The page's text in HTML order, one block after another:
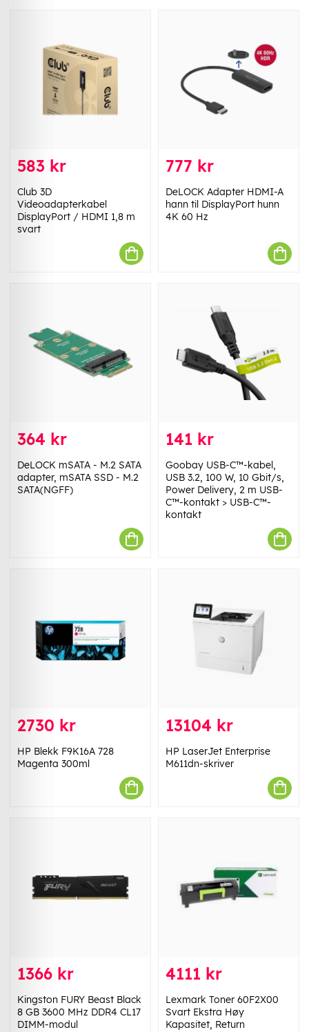
583 kr
Club 3D
Videoadapterkabel
DisplayPort / HDMI 1,8 m
svart
777 kr
DeLOCK Adapter HDMI-A
hann til DisplayPort hunn
4K 60 Hz
364 kr
DeLOCK mSATA - M.2 SATA
adapter, mSATA SSD - M.2
SATA(NGFF)
141 kr
Goobay USB-C™-kabel,
USB 3.2, 100 W, 10 Gbit/s,
Power Delivery, 2 m USB-
C™-kontakt > USB-C™-
kontakt
2730 kr
HP Blekk F9K16A 728
Magenta 300ml
13104 kr
HP LaserJet Enterprise
M611dn-skriver
1366 kr
Kingston FURY Beast Black
8 GB 3600 MHz DDR4 CL17
DIMM-modul
4111 kr
Lexmark Toner 60F2X00
Svart Ekstra Høy
Kapasitet, Return